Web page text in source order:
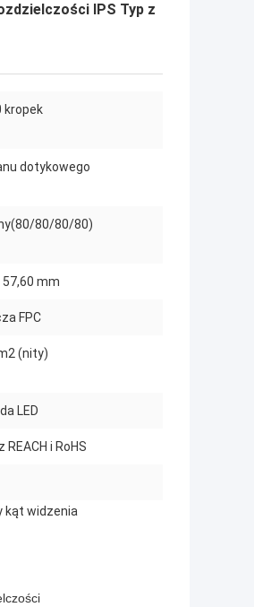
IPS Typ z
kropek
dotykowego
80/80/80)
57,60 mm
FPC
(nity)
LED
REACH i RoHS
kąt widzenia